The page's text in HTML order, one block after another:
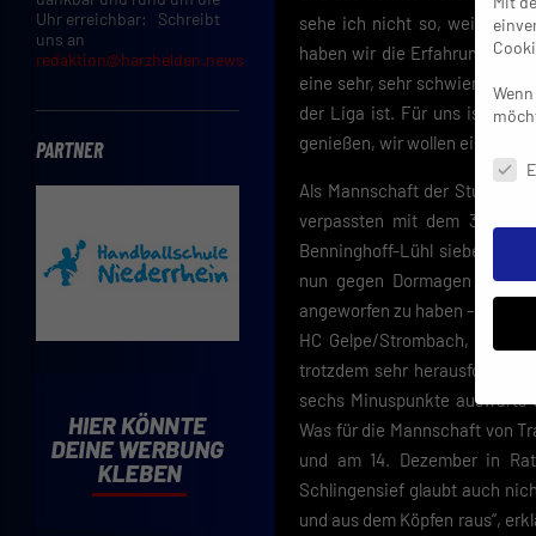
Uhr erreichbar: Schreibt
uns an
redaktion@harzhelden.news
PARTNER
sehe ich nicht so, weil die
haben wir die Erfahrung aus
eine sehr, sehr schwierige
der Liga ist. Für uns ist das
genießen, wir wollen ein
Als Mannschaft der Stunde
verpassten mit dem 33:36
Benninghoff-Lühl sieben
nun gegen Dormagen II.
angeworfen zu haben – 33:27
HC Gelpe/Strombach, 39:31
trotzdem sehr
sechs Minuspunkte auswärts
Was für die Mannschaft von
und am 14. Dezember in
Schlingensief glaubt auch
und aus dem Köpfen raus“,